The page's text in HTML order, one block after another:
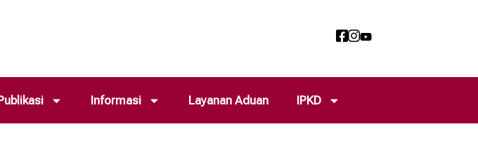
Informasi Layanan Aduan IPKD